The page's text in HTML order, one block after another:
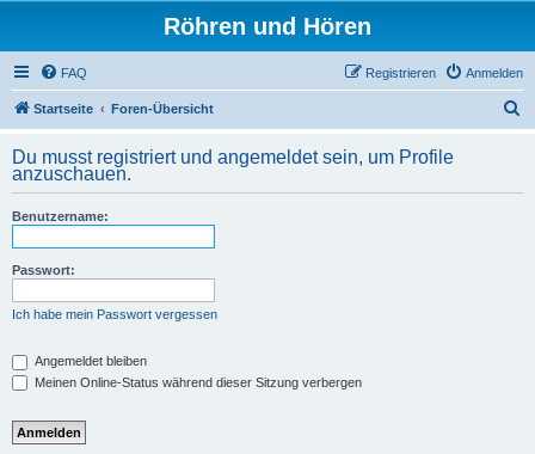
Röhren und Hören
FAQ Anmelden
Registrieren
Startseite Foren-Übersicht
h
Du musst registriert und angemeldet sein, um Profile
anzuschauen.
Benutzername:
Passwort:
Ich habe mein Passwort vergessen
Angemeldet bleiben
Meinen Online-Status während dieser Sitzung verbergen